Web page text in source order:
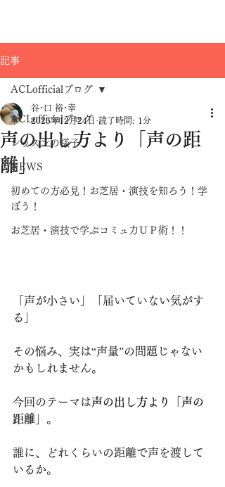
記事
ACLofficialブログ
レッスンの様子
NEWS
初めての方必見！お芝居・演技を知ろう！学
ぼう！
お芝居・演技で学ぶコミュ力ＵＰ術！！
ACLofficialブログ
声の出し方より「声の距
離」
谷･口 裕･幸
2025年12月24日 読了時間: 1分
「声が小さい」「届いていない気がす
る」
その悩み、実は“声量”の問題じゃない
かもしれません。
今回のテーマは声の出し方より「声の
距離」 。
誰に、どれくらいの距離で声を渡して
いるか。